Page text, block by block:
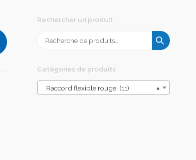
Rechercher un produit
pour :
Catégories de produits
×
Raccord flexible rouge (11)